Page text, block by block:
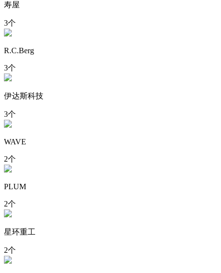
寿屋
3个
R.C.Berg
3个
伊达斯科技
3个
WAVE
2个
PLUM
2个
星环重工
2个